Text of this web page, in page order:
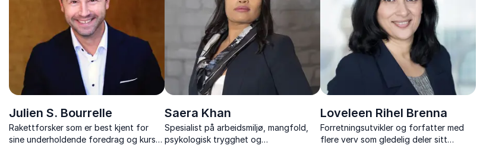
Julien S. Bourrelle
Rakettforsker som er best kjent for
sine underholdende foredrag og kurs
Saera Khan
Spesialist på arbeidsmiljø, mangfold,
psykologisk trygghet og
Loveleen Rihel Brenna
Forretningsutvikler og forfatter med
flere verv som gledelig deler sitt